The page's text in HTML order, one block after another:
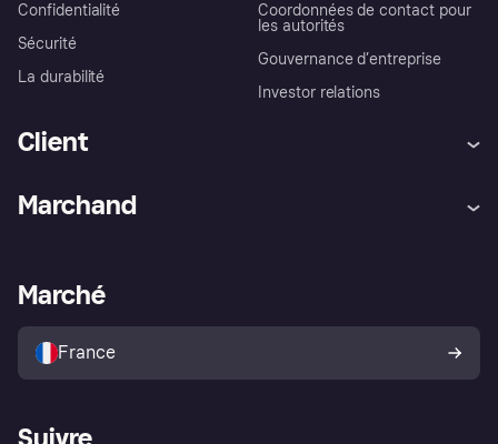
Confidentialité
Sécurité
La durabilité
Coordonnées de contact pour
les autorités
Gouvernance d’entreprise
Investor relations
Client
Explorez les magasins
Politique de protection de
l’acheteur Klarna
Marchand
Portail Marchand
Marché
France